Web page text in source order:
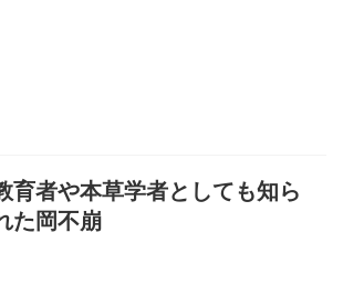
育者や本草学者としても知ら
た岡不崩